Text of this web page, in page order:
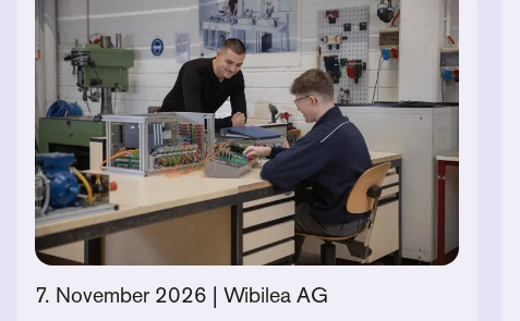
7. November 2026 | Wibilea AG